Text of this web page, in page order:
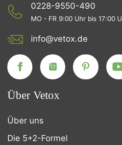
0228-9550-490
MO - FR 9:00 Uhr bis 17:00
info@vetox.de
Über Vetox
Über uns
Die 5+2-Formel